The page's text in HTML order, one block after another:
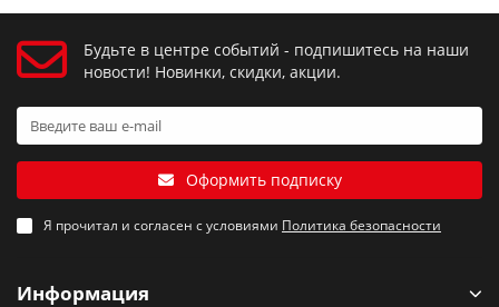
Будьте в центре событий - подпишитесь на наши
новости! Новинки, скидки, акции.
Оформить подписку
Я прочитал и согласен с условиями Политика безопасности
Информация